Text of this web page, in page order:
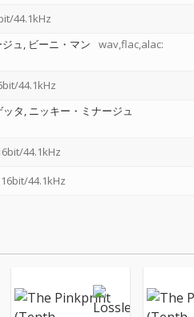
44.1kHz
ュ ビーニ・マン
wav,flac,alac:
44.1kHz
タ ニッキー・ミナージュ
44.1kHz
44.1kHz